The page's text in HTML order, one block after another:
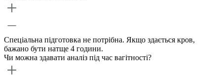
Спеціальна підготовка не потрібна. Якщо здається кров,
бажано бути натще 4 години.
Чи можна здавати аналіз під час вагітності?